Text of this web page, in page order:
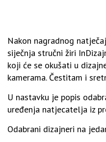
Nakon nagradnog
siječnja stručni žiri
koji će se okušati u
kamerama. Čestitam i
U nastavku je popis
uređenja natjecatelja iz
Odabrani dizajneri na